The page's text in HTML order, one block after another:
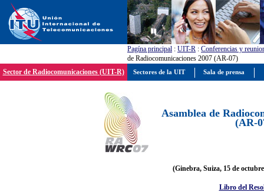
Pagína principal : UIT-R : Conferencias y
de Radiocomunicaciones 2007 (AR-07)
Sector de Radiocomunicaciones (UIT-R)
Asamblea de
(AR-
(Ginebra, Suiza, 15 de
Libro del
Sectores de la UIT Sala de prensa